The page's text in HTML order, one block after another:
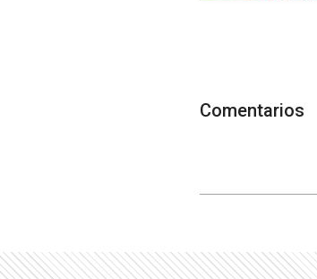
Comentarios